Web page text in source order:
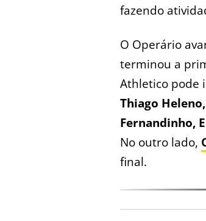
fazendo
O Operário
terminou a
Athletico pode
Thiago
Fernandinho,
No outro lado,
final.